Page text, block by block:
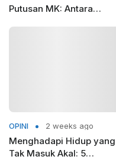
Putusan MK: Antara
OPINI 2 weeks ago
Menghadapi Hidup yang
Tak Masuk Akal: 5